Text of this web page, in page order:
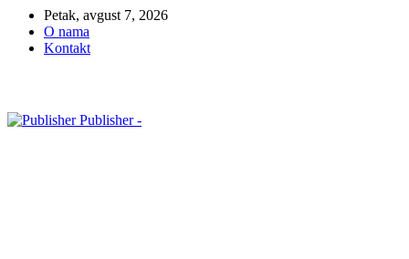
Petak, avgust 7, 2026
O nama
Kontakt
Publisher -